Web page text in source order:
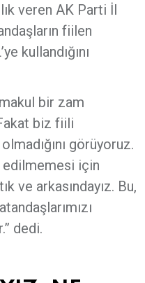
veren AK Parti İl
fiilen
kullandığını
makul bir zam
biz fiili
görüyoruz.
edilmemesi için
ve arkasındayız. Bu,
dedi.